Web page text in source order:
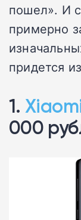
пошел». И
примерно
придется
1.
000